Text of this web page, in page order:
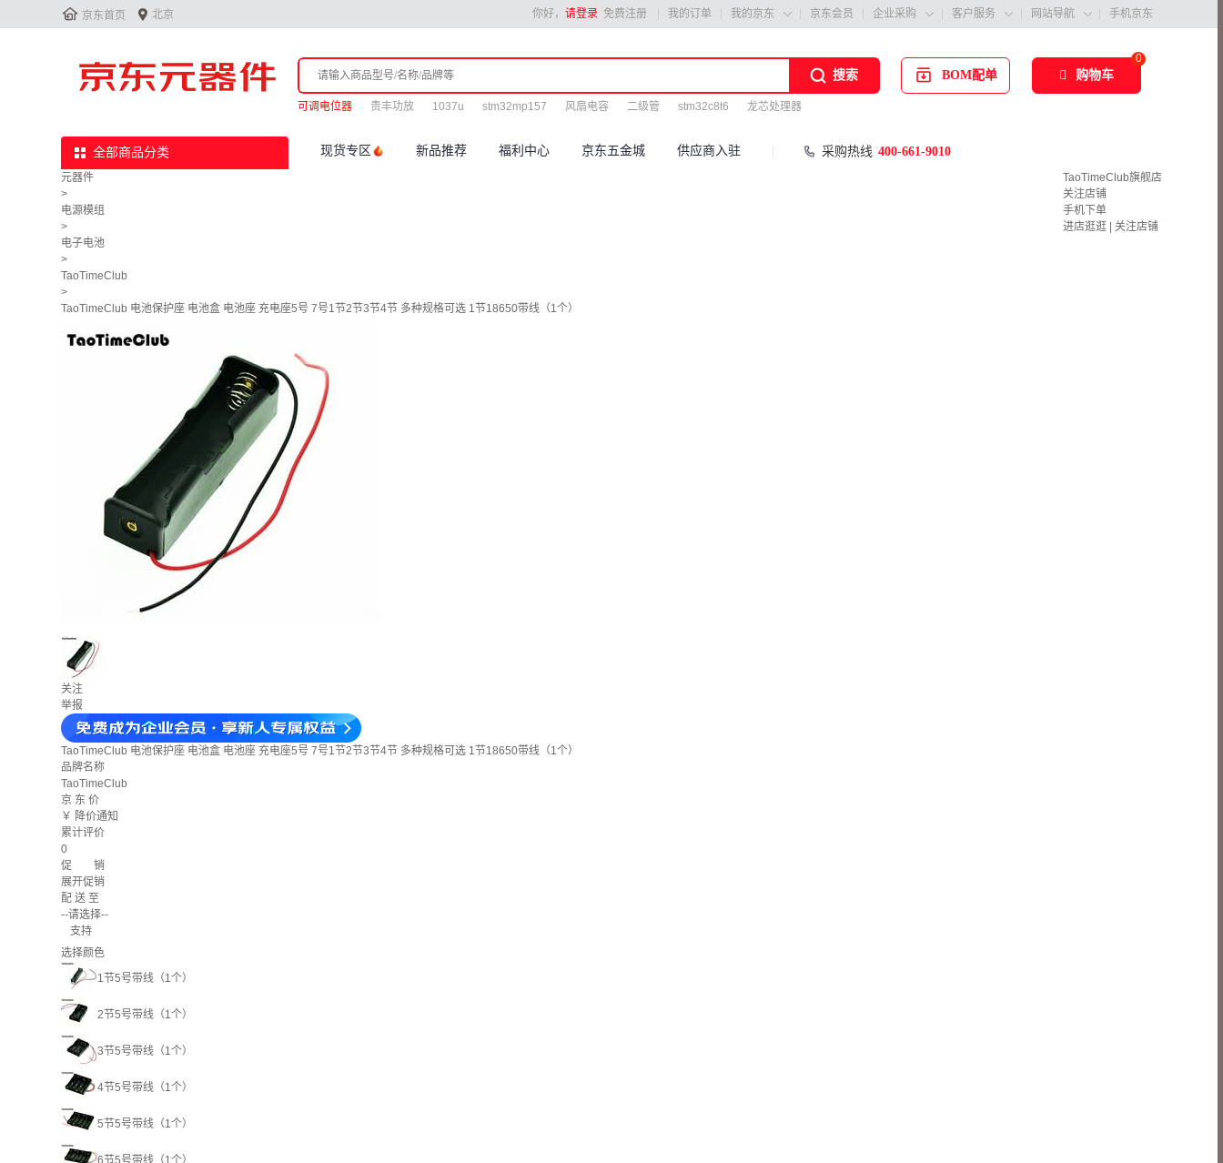
 京东首页  北京 你好， 请登录 免费注册 我的订单 我的京东  京东会员 企业采购  客户服务  网站导航  手机京东
搜索
可调电位器 贵丰功放 1037u stm32mp157 风扇电容 二级管 stm32c8t6 龙芯处理器
BOM配单
0
购物车
全部商品分类 现货专区 新品推荐 福利中心 京东五金城 供应商入驻 采购热线 400-661-9010
元器件
>
电源模组
>
电子电池
>
TaoTimeClub
>
TaoTimeClub 电池保护座 电池盒 电池座 充电座5号 7号1节2节3节4节 多种规格可选 1节18650带线（1个）
TaoTimeClub旗舰店
关注店铺
手机下单
进店逛逛
关注店铺
关注
举报
TaoTimeClub 电池保护座 电池盒 电池座 充电座5号 7号1节2节3节4节 多种规格可选 1节18650带线（1个）
品牌名称
TaoTimeClub
京 东 价
￥ 降价通知
累计评价
0
促 销
展开促销
配 送 至
--请选择--
支持
选择颜色
1节5号带线（1个）
2节5号带线（1个）
3节5号带线（1个）
4节5号带线（1个）
5节5号带线（1个）
6节5号带线（1个）